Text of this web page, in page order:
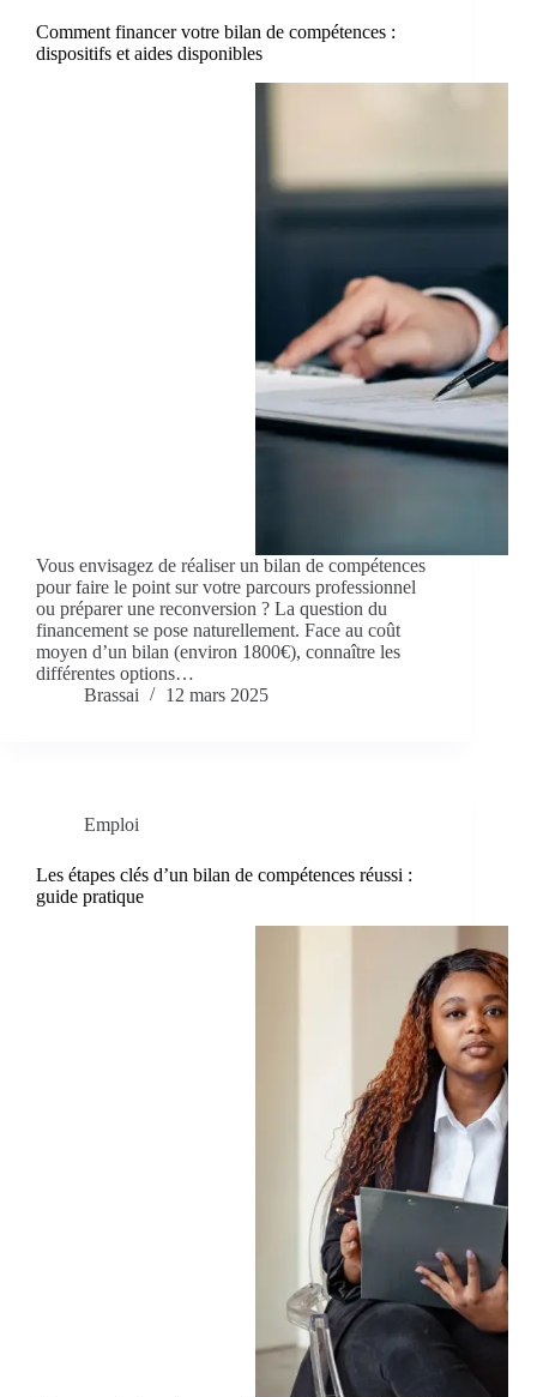
Comment financer votre bilan de compétences :
dispositifs et aides disponibles
Vous envisagez de réaliser un bilan de compétences
pour faire le point sur votre parcours professionnel
ou préparer une reconversion ? La question du
financement se pose naturellement. Face au coût
moyen d’un bilan (environ 1800€), connaître les
différentes options…
Brassai
12 mars 2025
Emploi
Les étapes clés d’un bilan de compétences réussi :
guide pratique